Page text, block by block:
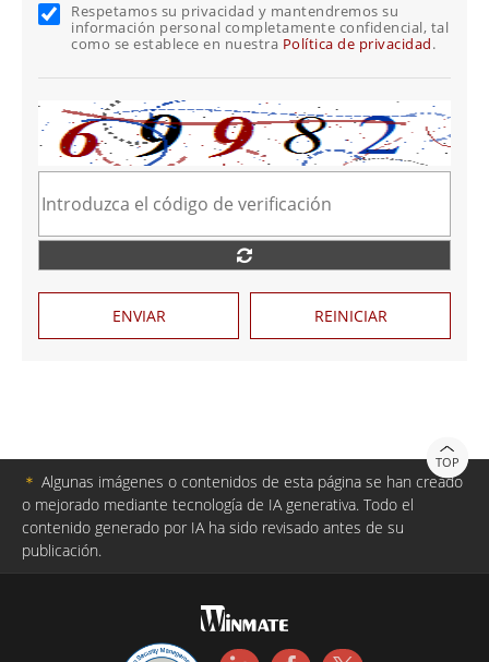
Respetamos su privacidad y mantendremos su
información personal completamente confidencial, tal
como se establece en nuestra Política de privacidad.
ENVIAR REINICIAR
TOP
＊ Algunas imágenes o contenidos de esta página se han creado
o mejorado mediante tecnología de IA generativa. Todo el
contenido generado por IA ha sido revisado antes de su
publicación.